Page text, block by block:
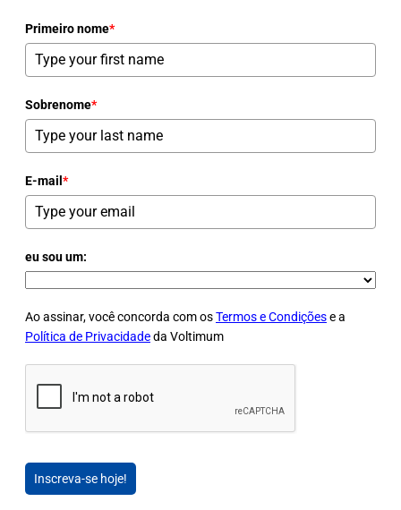
Primeiro nome*
Sobrenome*
E-mail *
eu sou um:
Ao assinar, você concorda com osTermos e Condiçõese a
Política de Privacidadeda Voltimum
Inscreva-se hoje!